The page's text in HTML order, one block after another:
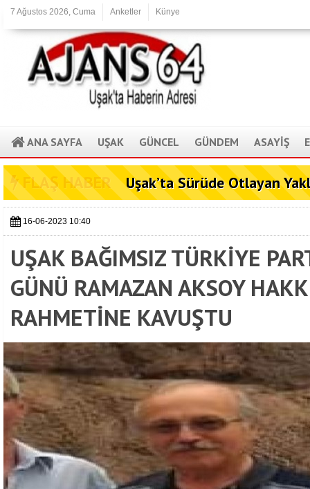
7 Ağustos 2026, Cuma Anketler Künye
ANA SAYFA UŞAK GÜNCEL GÜNDEM ASAYİŞ
FLAŞ HABER Uşak’ta Sürüde Otlayan
16-06-2023 10:40
UŞAK BAĞIMSIZ TÜRKİYE
GÜNÜ RAMAZAN AKSOY
RAHMETİNE KAVUŞTU